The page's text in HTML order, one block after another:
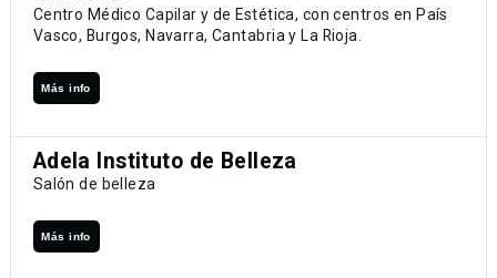
Centro Médico Capilar y de Estética, con centros en País
Vasco, Burgos, Navarra, Cantabria y La Rioja.
Más info
Adela Instituto de Belleza
Salón de belleza
Más info